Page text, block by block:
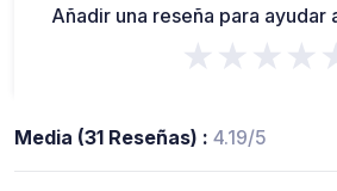
Añadir una reseña para ayudar
Media (31 Reseñas) : 4.19/5